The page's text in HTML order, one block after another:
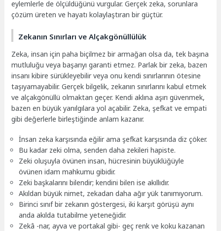
eylemlerle de ölçüldüğünü vurgular. Gerçek zeka, sorunlara
çözüm üreten ve hayatı kolaylaştıran bir güçtür.
Zekanın Sınırları ve Alçakgönüllülük
Zeka, insan için paha biçilmez bir armağan olsa da, tek başına
mutluluğu veya başarıyı garanti etmez. Parlak bir zeka, bazen
insanı kibire sürükleyebilir veya onu kendi sınırlarının ötesine
taşıyamayabilir. Gerçek bilgelik, zekanın sınırlarını kabul etmek
ve alçakgönüllü olmaktan geçer. Kendi aklına aşırı güvenmek,
bazen en büyük yanılgılara yol açabilir. Zeka, şefkat ve empati
gibi değerlerle birleştiğinde anlam kazanır.
İnsan zeka karşısında eğilir ama şefkat karşısında diz çöker.
Bu kadar zeki olma, senden daha zekileri hapiste.
Zeki oluşuyla övünen insan, hücresinin büyüklüğüyle
övünen idam mahkumu gibidir.
Zeki başkalarını bilendir; kendini bilen ise akıllıdır.
Akıldan büyük nimet, zekadan daha ağır yük tanımıyorum.
Birinci sınıf bir zekanın göstergesi, iki karşıt görüşü aynı
anda akılda tutabilme yeteneğidir.
Zekâ -nar, ayva ve portakal gibi- geç renk ve koku kazanan